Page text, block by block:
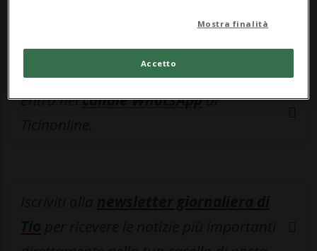
Entra nelcanale WhatsAppdi
Mostra finalità
Accetto